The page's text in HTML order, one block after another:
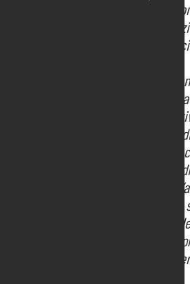
legati al
l’intera
È per
2022, ha
beneficio
valore
tema
fondante
ormai,